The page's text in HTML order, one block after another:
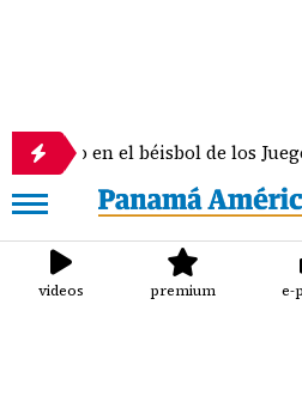
béisbol de los Juegos
videos premium e-